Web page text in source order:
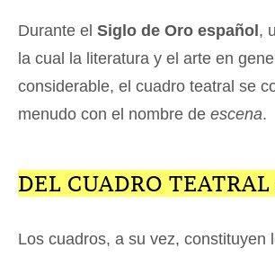
Durante el Siglo de Oro español ,
la cual la literatura y el arte en
considerable, el cuadro teatral se
menudo con el nombre de escena.
DEL CUADRO
Los cuadros, a su vez, constituyen